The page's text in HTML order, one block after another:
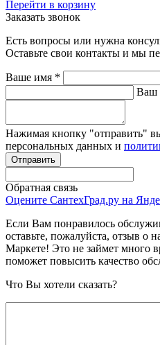
Перейти в корзину
Заказать звонок
Есть вопросы или нужна
Оставьте свои контакты и мы
Ваше имя *
Ваш
Нажимая кнопку "отправить"
персональных данных и
Обратная связь
Оцените СантехГрад.ру на
Если Вам понравилось
оставьте, пожалуйста, отзыв о
Маркете! Это не займет много
поможет повысить качество
Что Вы хотели сказать?